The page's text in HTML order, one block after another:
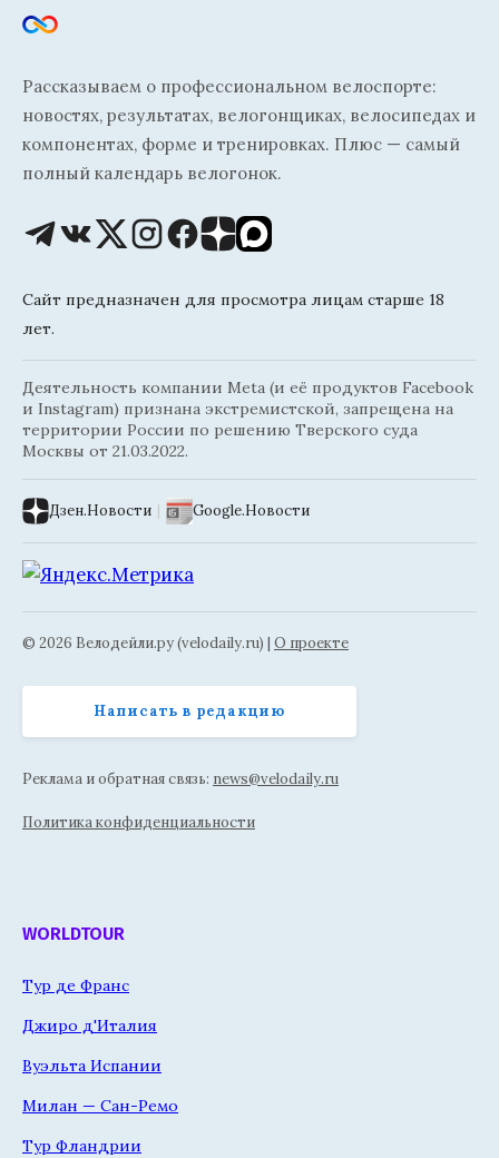
Рассказываем о профессиональном велоспорте:
новостях, результатах, велогонщиках, велосипедах и
компонентах, форме и тренировках. Плюс — самый
полный календарь велогонок.
Сайт предназначен для просмотра лицам старше 18
лет.
Деятельность компании Meta (и её продуктов Facebook
и Instagram) признана экстремистской, запрещена на
территории России по решению Тверского суда
Москвы от 21.03.2022.
Дзен.Новости | Google.Новости
© 2026 Велодейли.ру (velodaily.ru) | О проекте
Написать в редакцию
Реклама и обратная связь: news@velodaily.ru
Политика конфиденциальности
WORLDTOUR
Тур де Франс
Джиро д'Италия
Вуэльта Испании
Милан — Сан-Ремо
Тур Фландрии